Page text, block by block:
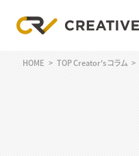
HOME TOP Creator's コラム